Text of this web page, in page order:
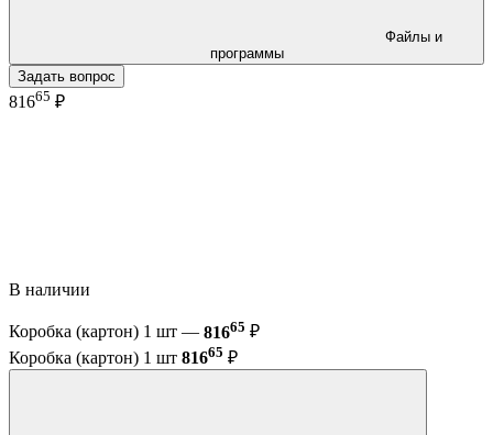
программы
Задать вопрос
81665 ₽
В наличии
Коробка (картон) 1 шт — 81665 ₽
Коробка (картон) 1 шт 81665 ₽